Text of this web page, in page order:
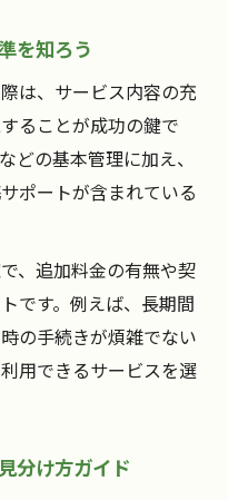
ービスの違いを解
としての注目点を知
ど事業者の役割とは
会社選びのポイン
流れと特徴
り組みと実施手順を
の連携体制を解説
を知ろう
は、サービス内容の充
ることが成功の鍵で
どの基本管理に加え、
ポートが含まれている
、追加料金の有無や契
です。例えば、長期間
の手続きが煩雑でない
用できるサービスを選
分け方ガイド